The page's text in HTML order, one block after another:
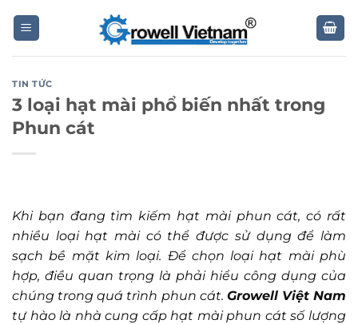
TIN TỨC
3 loại hạt mài phổ biến nhất trong
Phun cát
Khi bạn đang tìm kiếm hạt mài phun cát, có rất
nhiều loại hạt mài có thể được sử dụng để làm
sạch bề mặt kim loại. Để chọn loại hạt mài phù
hợp, điều quan trọng là phải hiểu công dụng của
chúng trong quá trình phun cát. Growell Việt Nam
tự hào là nhà cung cấp hạt mài phun cát số lượng